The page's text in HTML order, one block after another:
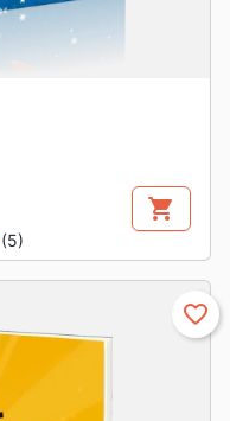
shopping_cart
(5)
favorite_border